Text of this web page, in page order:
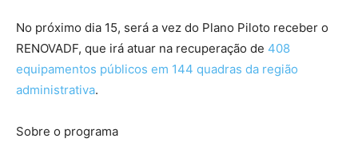
No próximo dia 15, será a vez do Plano Piloto receber o
RENOVADF, que irá atuar na recuperação de 408
equipamentos públicos em 144 quadras da região
administrativa.
Sobre o programa